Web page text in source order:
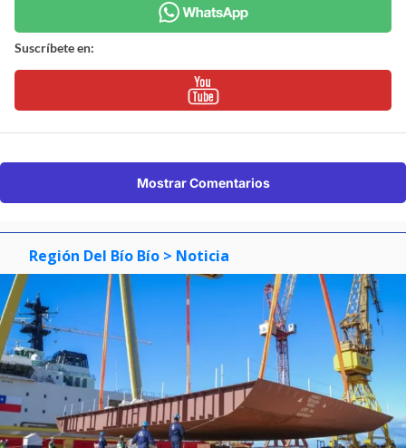
Suscríbete en:
Mostrar Comentarios
Región Del Bío Bío > Noticia